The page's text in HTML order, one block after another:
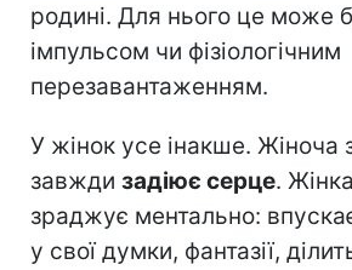
родині. Для нього це може
імпульсом чи фізіологічним
перезавантаженням.
У жінок усе інакше.
завжди задіює серце.
зраджує ментально:
у свої думки, фантазії,